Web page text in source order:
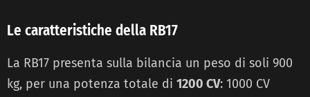
Le caratteristiche della RB17
La RB17 presenta sulla bilancia un peso di soli 900
kg, per una potenza totale di 1200 CV: 1000 CV